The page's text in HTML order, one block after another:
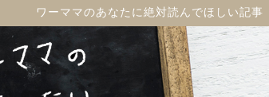
ワーママのあなたに絶対読んでほしい記事